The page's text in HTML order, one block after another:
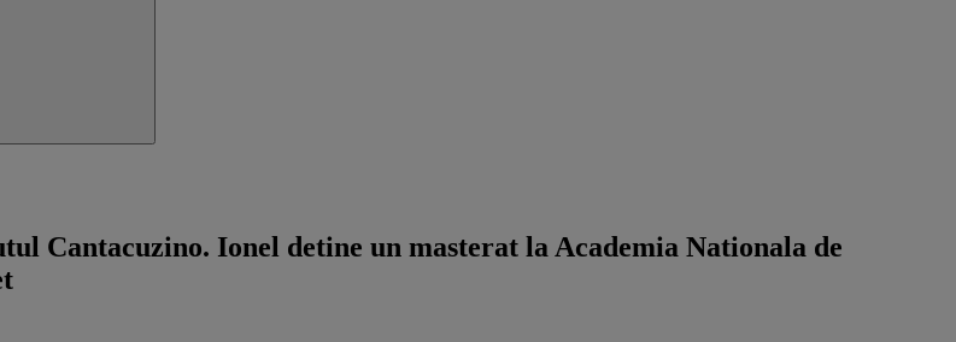
Cantacuzino. Ionel detine un masterat la Academia Nationala de